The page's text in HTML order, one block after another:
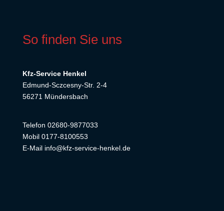
So finden Sie uns
Kfz-Service Henkel
Edmund-Sczcesny-Str. 2-4
56271 Mündersbach
Telefon 02680-9877033
Mobil 0177-8100553
E-Mail info@kfz-service-henkel.de